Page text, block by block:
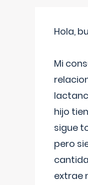
Hola,
Mi
hijo
sigue
pero
extrae